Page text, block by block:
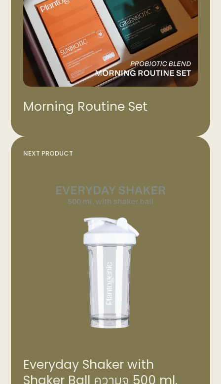
Morning Routine Set
NEXT PRODUCT
Everyday Shaker with
Shaker Ball ความจุ 500 ml.